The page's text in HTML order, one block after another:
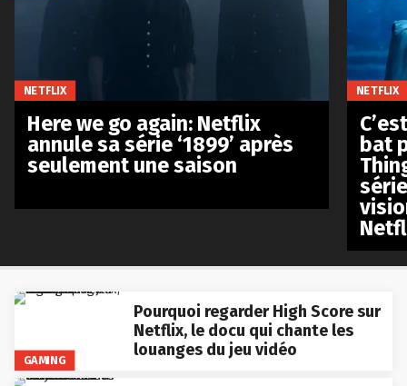
GAMING
Pourquoi regarder High Score sur
Netflix, le docu qui chante les
louanges du jeu vidéo
NETFLIX
Here we go again: Netflix
annule sa série ‘1899’ après
seulement une saison
NETFLIX
bat